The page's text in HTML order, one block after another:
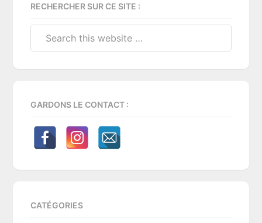
Sidebar
RECHERCHER SUR CE SITE :
GARDONS LE CONTACT :
CATÉGORIES